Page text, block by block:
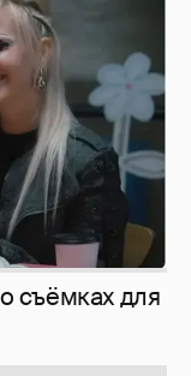
съёмках для